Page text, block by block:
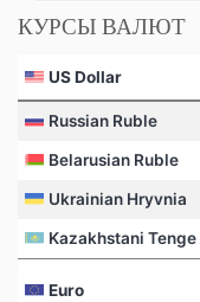
КУРСЫ ВАЛЮТ